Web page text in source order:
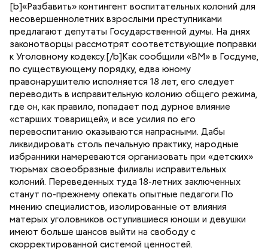
[b]«Разбавить» контингент воспитательных колоний для
несовершеннолетних взрослыми преступниками
предлагают депутаты Государственной думы. На днях
законотворцы рассмотрят соответствующие поправки
к Уголовному кодексу.[/b]Как сообщили «ВМ» в Госдуме,
по существующему порядку, едва юному
правонарушителю исполняется 18 лет, его следует
переводить в исправительную колонию общего режима,
где он, как правило, попадает под дурное влияние
«старших товарищей», и все усилия по его
перевоспитанию оказываются напрасными. Дабы
ликвидировать столь печальную практику, народные
избранники намереваются организовать при «детских»
тюрьмах своеобразные филиалы исправительных
колоний. Переведенных туда 18-летних заключенных
станут по-прежнему опекать опытные педагоги.По
мнению специалистов, изолированные от влияния
матерых уголовников оступившиеся юноши и девушки
имеют больше шансов выйти на свободу с
скорректированной системой ценностей.